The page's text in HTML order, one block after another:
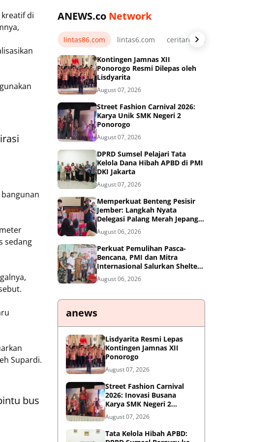
di
sedang
Supardi.
bus
ANEWS.co Network
lintas86.com lintas6.com ceritarelawan.my.id
Kontingen Jamnas XII
Ponorogo Resmi Dilepas oleh
Lisdyarita
August 07, 2026
Street Fashion Carnival 2026:
Karya Unik SMK Negeri 2
Ponorogo
August 07, 2026
DPRD Sumsel Pelajari Tata
Kelola Dana Hibah APBD di PMI
DKI Jakarta
August 07, 2026
Memperkuat Benteng Pesisir
Jember: Langkah Nyata
Delegasi Palang Merah Jepang
Dampingi Relawan dan Sekolah
Tangguh Bencana
August 06, 2026
Perkuat Pemulihan Pasca-
Bencana, PMI dan Mitra
Internasional Salurkan Shelter
Toolkit untuk 1.200 Keluarga di
Aceh Utara
August 06, 2026
anews
Lisdyarita Resmi Lepas
Kontingen Jamnas XII
Ponorogo
August 07, 2026
Street Fashion Carnival
2026: Inovasi Busana
Karya SMK Negeri 2
Ponorogo
August 07, 2026
Tata Kelola Hibah APBD: